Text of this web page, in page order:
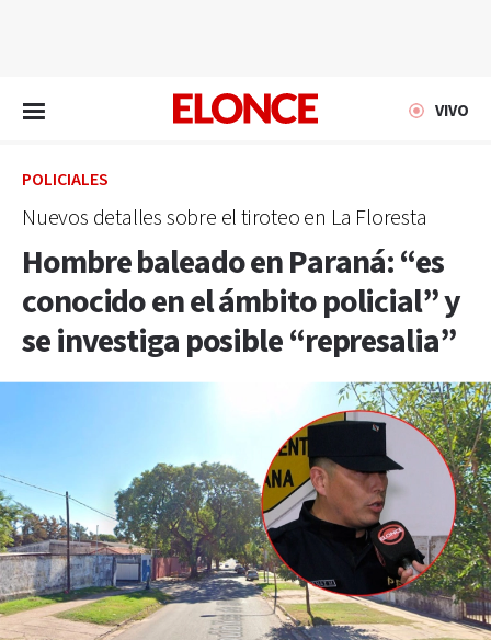
VIVO
POLICIALES
Nuevos detalles sobre el tiroteo en La Floresta
Hombre baleado en Paraná: “es
conocido en el ámbito policial” y
se investiga posible “represalia”